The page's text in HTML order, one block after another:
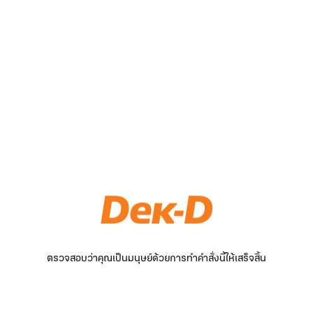
ตรวจสอบว่าคุณเป็นมนุษย์ด้วยการทำคำสั่งนี้ให้เสร็จสิ้น